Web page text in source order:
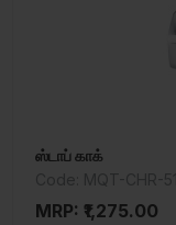
ஸ்டாப் காக்
MRP: ₹1,275.00